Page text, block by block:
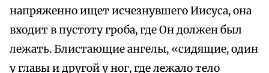
напряженно ищет исчезнувшего Иисуса, она
входит в пустоту гроба, где Он должен был
лежать. Блистающие ангелы, «сидящие, один
у главы и другой у ног, где лежало тело